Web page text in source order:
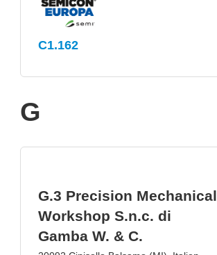
C1.162
G
G.3 Precision Mechanical
Workshop S.n.c. di
Gamba W. & C.